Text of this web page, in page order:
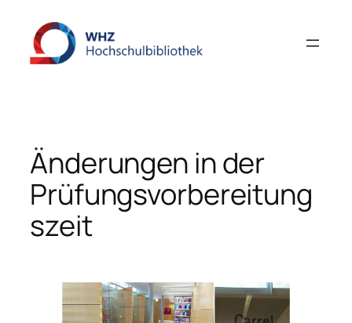
Inhalt
springen
Änderungen in der
Prüfungsvorbereitung
szeit